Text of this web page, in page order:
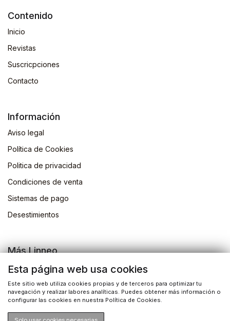
Contenido
Inicio
Revistas
Suscricpciones
Contacto
Información
Aviso legal
Política de Cookies
Politica de privacidad
Condiciones de venta
Sistemas de pago
Desestimientos
Más Linneo
Blog
Actividades
Busqueda de libros
Esta página web usa cookies
Este sitio web utiliza cookies propias y de terceros para optimizar tu
navegación y realizar labores analíticas. Puedes obtener más información o
configurar las cookies en nuestra Política de Cookies.